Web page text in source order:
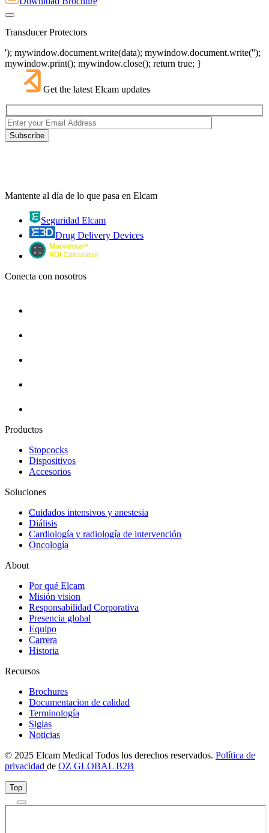
Transducer Protectors
'); mywindow.document.write(data); mywindow.document.write('');
mywindow.print(); mywindow.close(); return true; }
Get the latest Elcam updates
Mantente al día de lo que pasa en Elcam
Seguridad Elcam
Drug Delivery Devices
Conecta con nosotros
Productos
Stopcocks
Dispositivos
Accesorios
Soluciones
Cuidados intensivos y anestesia
Diálisis
Cardiología y radiología de intervención
Oncología
About
Por qué Elcam
Misión vision
Responsabilidad Corporativa
Presencia global
Equipo
Carrera
Historia
Recursos
Brochures
Documentacion de calidad
Terminología
Siglas
Noticias
© 2025 Elcam Medical Todos los derechos reservados. Política de
privacidad de OZ GLOBAL B2B
Top